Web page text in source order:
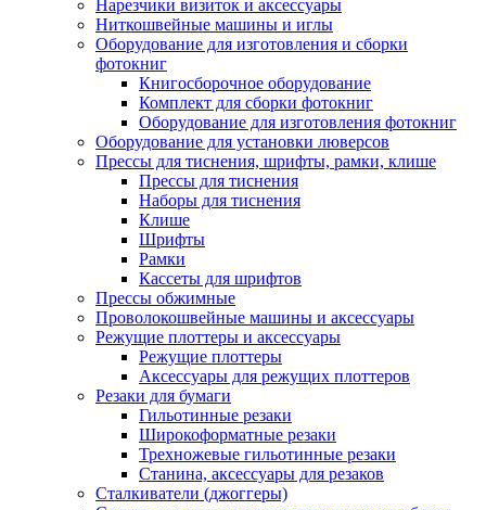
Нарезчики визиток и аксессуары
Ниткошвейные машины и иглы
Оборудование для изготовления и сборки
фотокниг
Книгосборочное оборудование
Комплект для сборки фотокниг
Оборудование для изготовления фотокниг
Оборудование для установки люверсов
Прессы для тиснения, шрифты, рамки, клише
Прессы для тиснения
Наборы для тиснения
Клише
Шрифты
Рамки
Кассеты для шрифтов
Прессы обжимные
Проволокошвейные машины и аксессуары
Режущие плоттеры и аксессуары
Режущие плоттеры
Аксессуары для режущих плоттеров
Резаки для бумаги
Гильотинные резаки
Широкоформатные резаки
Трехножевые гильотинные резаки
Станина, аксессуары для резаков
Сталкиватели (джоггеры)